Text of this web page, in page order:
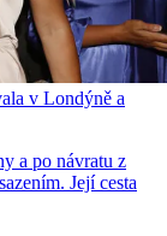
v Londýně a
a po návratu z
Její cesta